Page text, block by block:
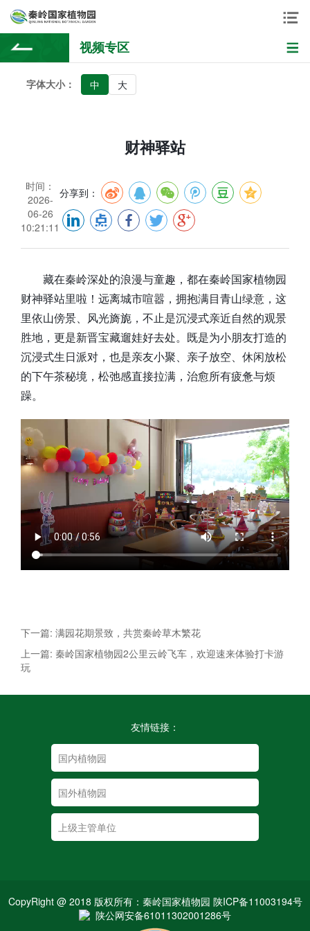
视频专区
字体大小： 中 大
财神驿站
时间：
2026-
06-26
10:21:11
分享到：
藏在秦岭深处的浪漫与童趣，都在秦岭国家植物园
财神驿站里啦！远离城市喧嚣，拥抱满目青山绿意，这
里依山傍景、风光旖旎，不止是沉浸式亲近自然的观景
胜地，更是新晋宝藏遛娃好去处。既是为小朋友打造的
沉浸式生日派对，也是亲友小聚、亲子放空、休闲放松
的下午茶秘境，松弛感直接拉满，治愈所有疲惫与烦
躁。
下一篇: 满园花期景致，共赏秦岭草木繁花
上一篇: 秦岭国家植物园2公里云岭飞车，欢迎速来体验打卡游
玩
友情链接：
CopyRight @ 2018 版权所有：秦岭国家植物园 陕ICP备11003194号
陕公网安备61011302001286号